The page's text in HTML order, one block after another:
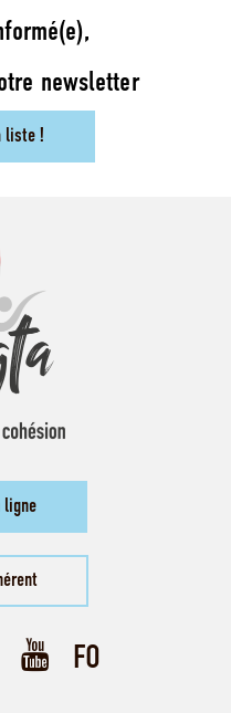
newsletter
liste !
ligne